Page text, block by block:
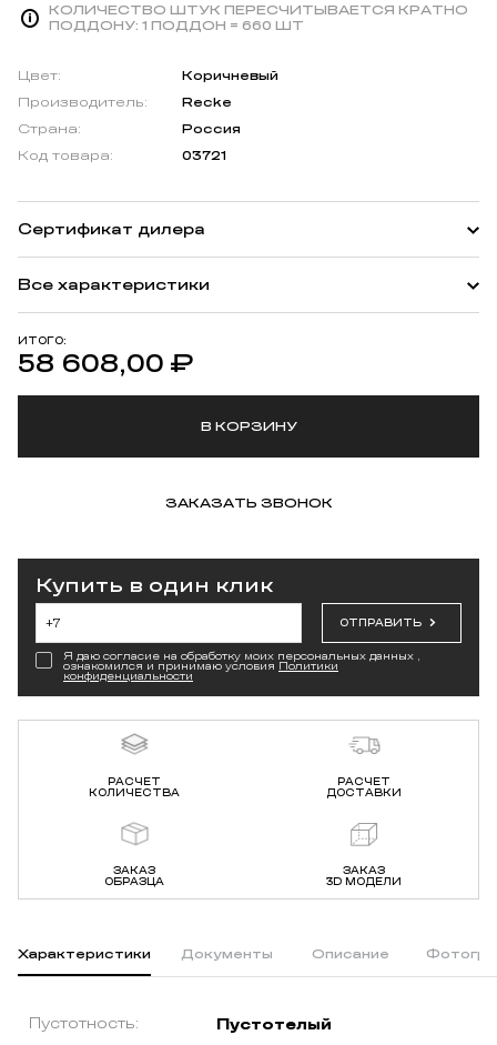
КОЛИЧЕСТВО ШТУК ПЕРЕСЧИТЫВАЕТСЯ КРАТНО
ПОДДОНУ: 1 ПОДДОН = 660 ШТ
ИТОГО:
58 608,00 ₽
В КОРЗИНУ
ЗАКАЗАТЬ ЗВОНОК
Цвет:
Коричневый
Производитель:
Recke
Страна:
Россия
Код товара:
03721
Все характеристики
Сертификат дилера
Купить в один клик
ОТПРАВИТЬ
Я даю согласие на обработку моих персональных данных ,
ознакомился и принимаю условия Политики
конфиденциальности
РАСЧЕТ
КОЛИЧЕСТВА
РАСЧЕТ
ДОСТАВКИ
ЗАКАЗ
ОБРАЗЦА
ЗАКАЗ
3D МОДЕЛИ
Характеристики Документы Описание
Пустотность: Пустотелый